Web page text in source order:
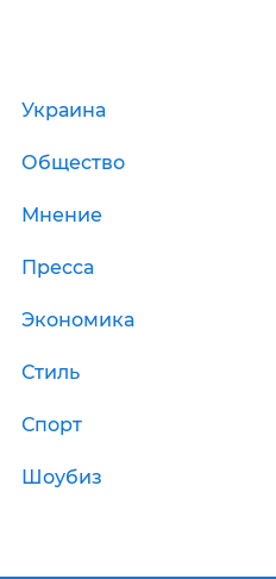
Украина
Общество
Мнение
Пресса
Экономика
Стиль
Спорт
Шоубиз